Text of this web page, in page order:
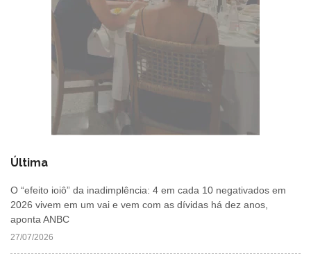
Última
O “efeito ioiô” da inadimplência: 4 em cada 10 negativados em
2026 vivem em um vai e vem com as dívidas há dez anos,
aponta ANBC
27/07/2026